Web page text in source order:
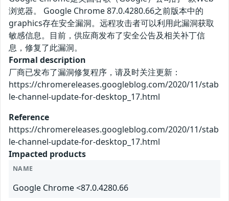
浏览器。 Google Chrome 87.0.4280.66之前版本中的
graphics存在安全漏洞。远程攻击者可以利用此漏洞获取
敏感信息。目前，供应商发布了安全公告及相关补丁信
息，修复了此漏洞。
Formal description
厂商已发布了漏洞修复程序，请及时关注更新：
https://chromereleases.googleblog.com/2020/11/stab
le-channel-update-for-desktop_17.html
Reference
https://chromereleases.googleblog.com/2020/11/stab
le-channel-update-for-desktop_17.html
Impacted products
NAME
Google Chrome <87.0.4280.66